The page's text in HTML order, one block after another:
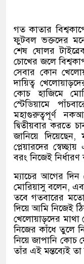
গত কাতার
ফুটবল ভক্তদের
শেষ ষোলর
চোখের জলে
সেবার কোন
দায়িত্ব
কোচ হাজিমে
স্টেডিয়ামে
মহাগুরুত্বপূর্ণ
দ্বিতীয়বার করতে
জানিয়ে দিয়েছেন,
প্লেয়ারদের
বরং নিজেই
ম্যাচের আগের দিন
মোরিয়াসু বলেন,
তবে গতবারের
দিয়ে আমি নিজেই
খেলোয়াড়দের
নিজের কাঁধে তুলে
নিয়ে জাপানি
তাঁর এই মন্তব্যেই তা